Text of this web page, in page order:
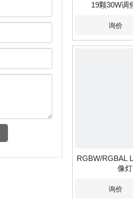
19颗30W调
询价
RGBW/RGBAL
像灯
询价